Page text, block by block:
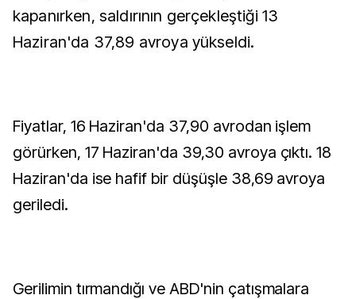
kapanırken, saldırının gerçekleştiği 13
Haziran'da 37,89 avroya yükseldi.
Fiyatlar, 16 Haziran'da 37,90 avrodan işlem
görürken, 17 Haziran'da 39,30 avroya çıktı. 18
Haziran'da ise hafif bir düşüşle 38,69 avroya
geriledi.
Gerilimin tırmandığı ve ABD'nin çatışmalara